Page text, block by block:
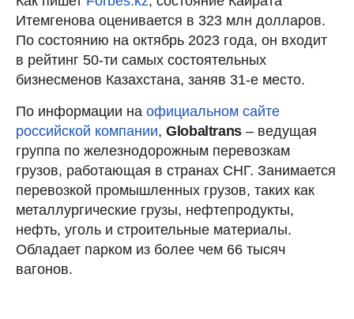
Итемгенова оценивается в 323 млн долларов.
По состоянию на октябрь 2023 года, он входит
в рейтинг 50-ти самых состоятельных
бизнесменов Казахстана, заняв 31-е место.
По информации на официальном сайте
российской компании, Globaltrans – ведущая
группа по железнодорожным перевозкам
грузов, работающая в странах СНГ. Занимается
перевозкой промышленных грузов, таких как
металлургические грузы, нефтепродукты,
нефть, уголь и строительные материалы.
Обладает парком из более чем 66 тысяч
вагонов.